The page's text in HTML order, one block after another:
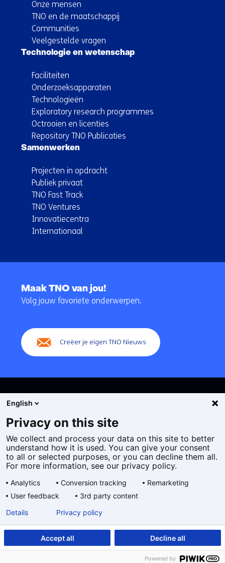
Onze mensen
TNO en de maatschappij
Communities
Veelgestelde vragen
Technologie en wetenschap
Faciliteiten
Onderzoeksapparaten
Technologieën
Exploratory research programmes
Octrooien en licenties
Repository TNO Publicaties
Samenwerken
Projecten in opdracht
Publiek privaat
TNO Fast Track
TNO Ventures
Innovatiecentra
Internationaal
navigatie
Maak TNO van jou!
Volg jouw favoriete onderwerpen.
Creëer je eigen TNO Nieuws
Cookies
Privacy statement
Toegankelijkheid
Algemene voorwaarden
taal:
English
Privacy on this site
We collect and process your data on this site to better
understand how it is used. You can give your consent
to all or selected purposes, or you can decline them all.
For more information, see our privacy policy.
Analytics Conversion tracking
Remarketing
User feedback
3rd party content
Accept all Decline all
Details Privacy policy
Powered by